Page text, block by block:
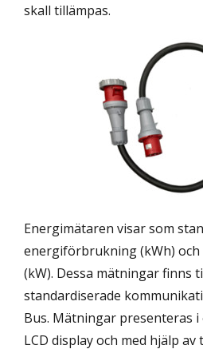
skall tillämpas.
Energimätaren visar som
energiförbrukning (kWh)
(kW). Dessa mätningar finns
standardiserade
Bus. Mätningar presenteras
LCD display och med hjälp